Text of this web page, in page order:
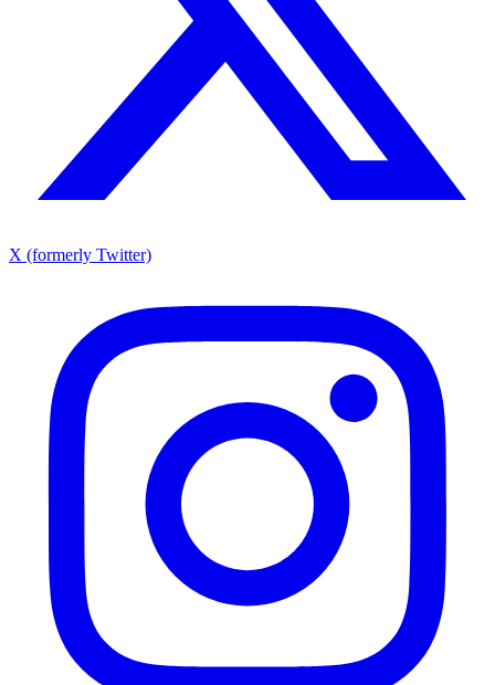
X (formerly Twitter)